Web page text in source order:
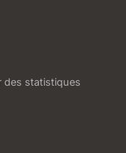
des statistiques